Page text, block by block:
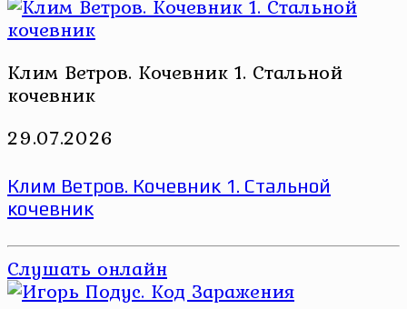
Клим Ветров. Кочевник 1. Стальной
кочевник
29.07.2026
Клим Ветров. Кочевник 1. Стальной
кочевник
Слушать онлайн